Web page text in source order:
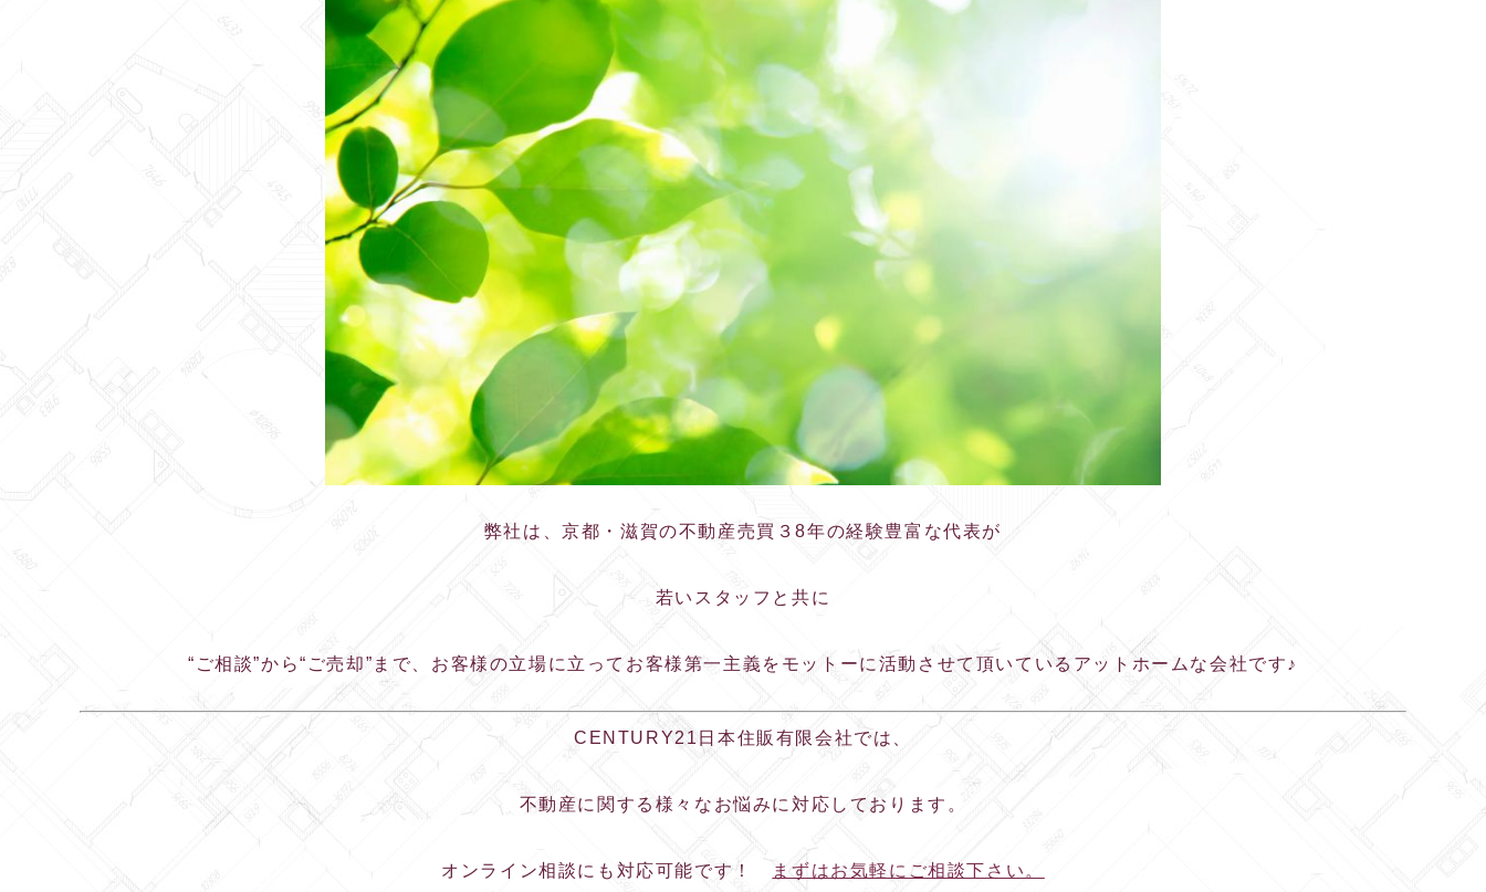
弊社は、京都・滋賀の不動産売買３8年の経験豊富な代表が
若いスタッフと共に
“ご相談”から“ご売却”まで、お客様の立場に立ってお客様第一主義をモットーに活動させて頂いているアットホームな会社です♪
CENTURY21日本住販有限会社では、
不動産に関する様々なお悩みに対応しております。
オンライン相談にも対応可能です！ まずはお気軽にご相談下さい。